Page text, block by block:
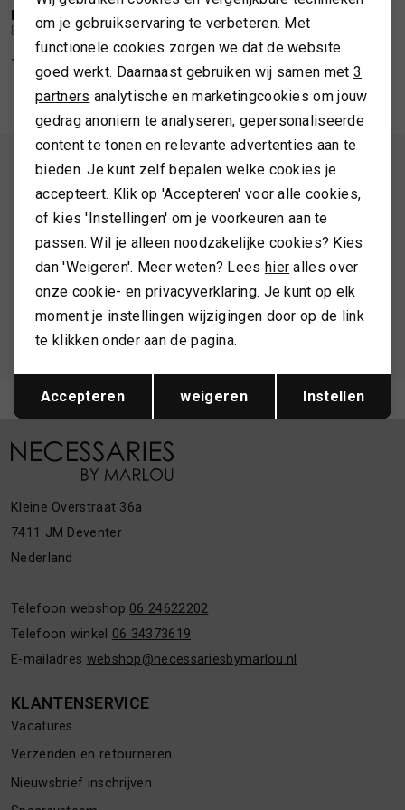
TASSEN
TOPS EN SHIRTS
TRUIEN
VESTEN
/2
BARBOUR
Barbour Gabby trousers
143,99 179,99
ALTIJD ALS EERSTE OP DE HOOGTE ZIJN?
Schrijf je in en ontvang 10% korting op je 1e bestelling
AANMELDEN
Hoe we met je data omgaan? Bekijk dit in onze
privacyverklaring.
Meld je aan voor de nieuwsbrief
Kleine Overstraat 36a
7411 JM Deventer
Nederland
Telefoon webshop 06 24622202
Telefoon winkel 06 34373619
E-mailadres webshop@necessariesbymarlou.nl
KLANTENSERVICE
Vacatures
Verzenden en retourneren
Nieuwsbrief inschrijven
Analytische cookies
Marketing cookies
Terug Opslaan
om je gebruikservaring te verbeteren. Met
functionele cookies zorgen we dat de website
goed werkt. Daarnaast gebruiken wij samen met 3
partners analytische en marketingcookies om jouw
gedrag anoniem te analyseren, gepersonaliseerde
content te tonen en relevante advertenties aan te
bieden. Je kunt zelf bepalen welke cookies je
accepteert. Klik op 'Accepteren' voor alle cookies,
of kies 'Instellingen' om je voorkeuren aan te
passen. Wil je alleen noodzakelijke cookies? Kies
dan 'Weigeren'. Meer weten? Lees hier alles over
onze cookie- en privacyverklaring. Je kunt op elk
moment je instellingen wijzigingen door op de link
te klikken onder aan de pagina.
Accepteren weigeren Instellen